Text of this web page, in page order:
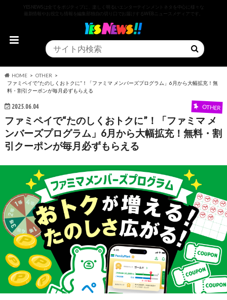
YESNEWSは全てをポジティブに、楽しく明るいエンターテインメントネタを中心に様々な
最新情報やお役立ち情報を編集部独自の切り口でお届けするWEBニュースメディアです。
HOME
OTHER
ファミペイで“たのしくおトクに”！「ファミマ メンバーズプログラム」6月から大幅拡充！無
料・割引クーポンが毎月必ずもらえる
2025.06.04 OTHER
ファミペイで“たのしくおトクに”！「ファミマ メ
ンバーズプログラム」6月から大幅拡充！無料・割
引クーポンが毎月必ずもらえる